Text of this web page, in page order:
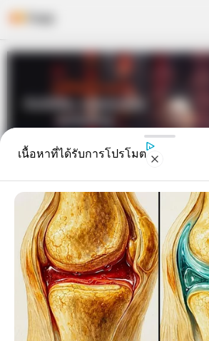
Skip
content
ดูดวงราศี ที่มีเกณฑ์จะ
ใหญ่ เกิดความมั่นคง
ชินบัญชร
เนื้อหาที่ได้รับการโปรโมต